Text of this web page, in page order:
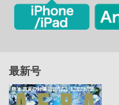
最新号